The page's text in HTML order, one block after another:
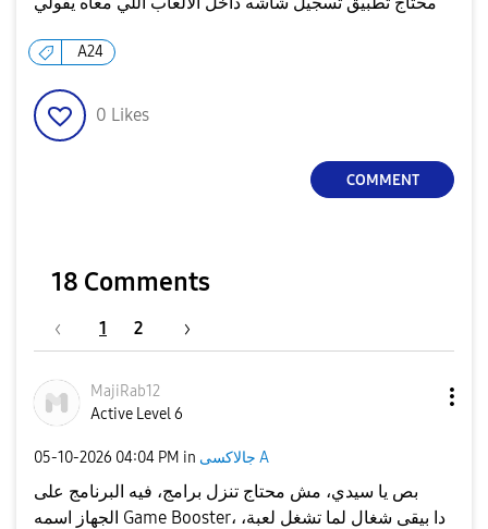
A24
0 Likes
COMMENT
18 Comments
1 2
MajiRab12
Active Level 6
‎05-10-2026 04:04 PM in جالاكسى A
بص يا سيدي، مش محتاج تنزل برامج، فيه البرنامج على
الجهاز اسمه Game Booster، دا بيقى شغال لما تشغل لعبة،